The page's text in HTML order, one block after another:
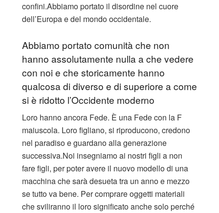
confini.Abbiamo portato il disordine nel cuore
dell’Europa e del mondo occidentale.
Abbiamo portato comunità che non
hanno assolutamente nulla a che vedere
con noi e che storicamente hanno
qualcosa di diverso e di superiore a come
si è ridotto l’Occidente moderno
Loro hanno ancora Fede. È una Fede con la F
maiuscola. Loro figliano, si riproducono, credono
nel paradiso e guardano alla generazione
successiva.Noi insegniamo ai nostri figli a non
fare figli, per poter avere il nuovo modello di una
macchina che sarà desueta tra un anno e mezzo
se tutto va bene. Per comprare oggetti materiali
che sviliranno il loro significato anche solo perché